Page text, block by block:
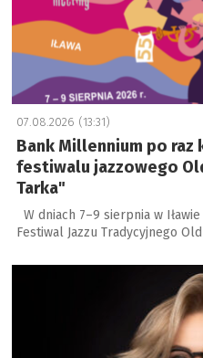
07.08.2026 (13:31)
Bank Millennium po
festiwalu jazzowego
Tarka"
W dniach 7–9 sierpnia w
Festiwal Jazzu Tradycyjnego
a